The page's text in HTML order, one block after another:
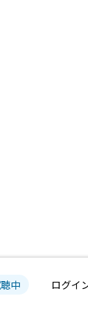
中 ログイ